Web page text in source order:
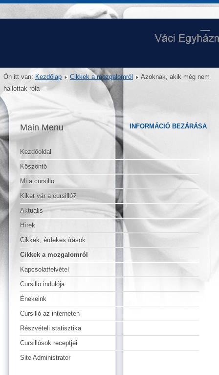
Ön itt van: Kezdőlap Cikkek a mozgalomról
Azoknak, akik még nem
hallottak róla
Main Menu
Kezdőoldal
Köszöntő
Mi a cursillo
Kiket vár a cursilló?
Aktuális
Hírek
Cikkek, érdekes írások
Cikkek a mozgalomról
Kapcsolatfelvétel
Cursillo indulója
Énekeink
Cursilló az interneten
Részvételi statisztika
Cursillósok receptjei
Site Administrator
INFORMÁCIÓ BEZÁRÁSA